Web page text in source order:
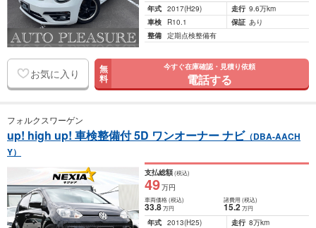
年式 2017(H29) 走行 9.6万km
車検
R10.1 保証 あり
整備 定期点検整備有
お気に入り 無
料
今すぐ在庫確認・見積り依頼
電話する
フォルクスワーゲン
up! high up! 車検整備付 5D ワンオーナー ナビ（DBA-AACH
Y）
支払総額(税込)
49万円
車両価格(税込)
33.8万円
諸費用 (税込)
15.2 万円
年式 2013(H25) 走行 8万km